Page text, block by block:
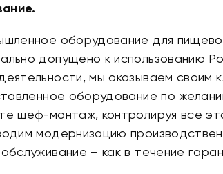
оборудование для
допущено к использованию
мы оказываем своим
оборудование по
шеф-монтаж, контролируя все
модернизацию
– как в течение